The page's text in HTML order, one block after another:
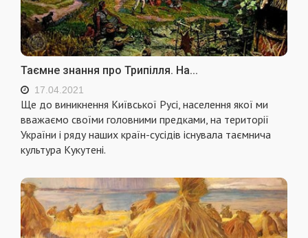
Таємне знання про Трипілля. На...
17.04.2021
Ще до виникнення Київської Русі, населення якої ми
вважаємо своїми головними предками, на території
України і ряду наших країн-сусідів існувала таємнича
культура Кукутені.